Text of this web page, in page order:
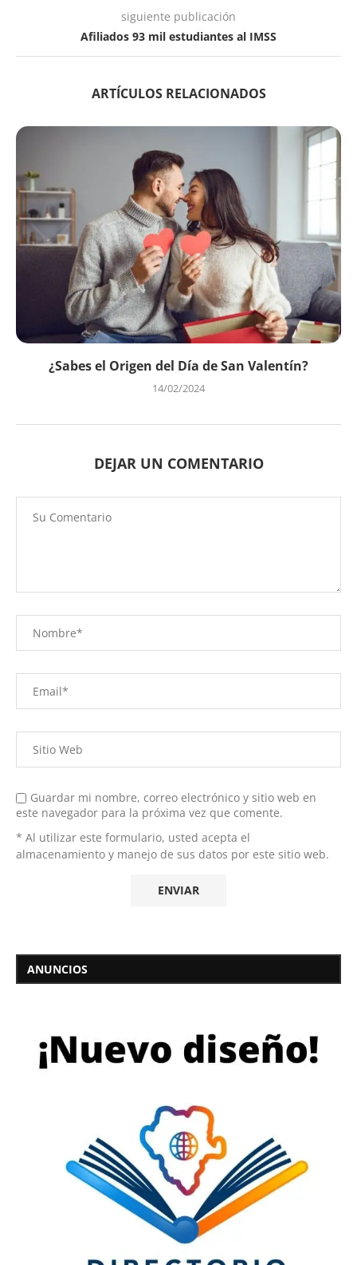
siguiente publicación
Afiliados 93 mil estudiantes al IMSS
ARTÍCULOS RELACIONADOS
¿Sabes el Origen del Día de San Valentín?
14/02/2024
DEJAR UN COMENTARIO
Guardar mi nombre, correo electrónico y sitio web en
este navegador para la próxima vez que comente.
* Al utilizar este formulario, usted acepta el
almacenamiento y manejo de sus datos por este sitio web.
ANUNCIOS